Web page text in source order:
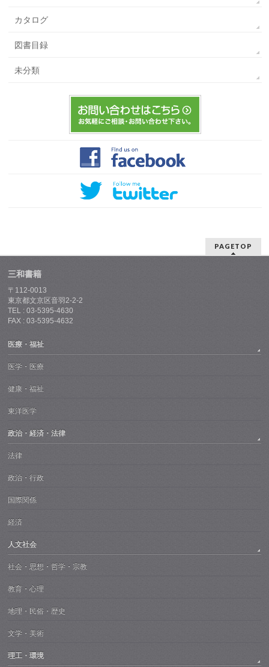
カタログ
図書目録
未分類
PAGETOP
三和書籍
〒112-0013
東京都文京区音羽2-2-2
TEL : 03-5395-4630
FAX : 03-5395-4632
医療・福祉
医学・医療
健康・福祉
東洋医学
政治・経済・法律
法律
政治・行政
国際関係
経済
人文社会
社会・思想・哲学・宗教
教育・心理
地理・民俗・歴史
文学・美術
理工・環境